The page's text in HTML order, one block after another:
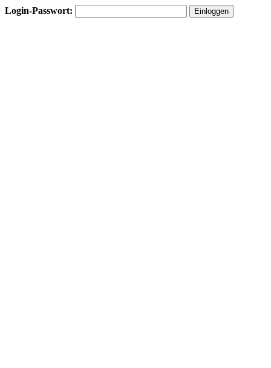
Login-Passwort: